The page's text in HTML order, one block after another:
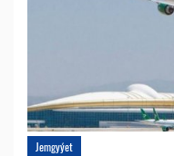
Jemgyýet